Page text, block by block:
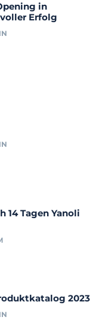
in
Erfolg
14 Tagen Yanoli
2023